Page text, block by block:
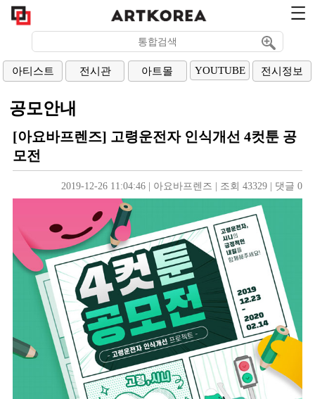
아티스트 전시관 아트몰 YOUTUBE 전시정보
공모안내
[아요바프렌즈] 고령운전자 인식개선 4컷툰 공
모전
2019-12-26 11:04:46| 아요바프렌즈 조회 43329| 댓글 0